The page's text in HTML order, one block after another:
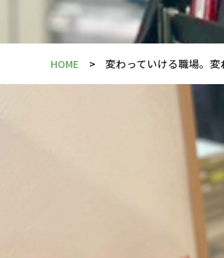
HOME 変わっていける職場。変